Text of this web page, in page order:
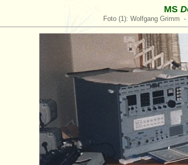
MS
Foto (1): Wolfgang Grimm -